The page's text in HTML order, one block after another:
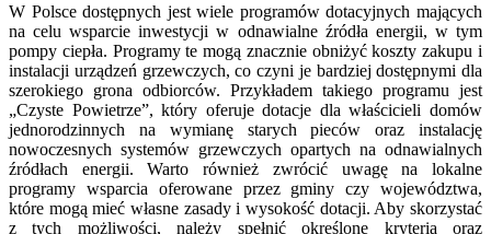
W Polsce dostępnych jest wiele programów dotacyjnych mających
na celu wsparcie inwestycji w odnawialne źródła energii, w tym
pompy ciepła. Programy te mogą znacznie obniżyć koszty zakupu i
instalacji urządzeń grzewczych, co czyni je bardziej dostępnymi dla
szerokiego grona odbiorców. Przykładem takiego programu jest
„Czyste Powietrze”, który oferuje dotacje dla właścicieli domów
jednorodzinnych na wymianę starych pieców oraz instalację
nowoczesnych systemów grzewczych opartych na odnawialnych
źródłach energii. Warto również zwrócić uwagę na lokalne
programy wsparcia oferowane przez gminy czy województwa,
które mogą mieć własne zasady i wysokość dotacji. Aby skorzystać
z tych możliwości, należy spełnić określone kryteria oraz